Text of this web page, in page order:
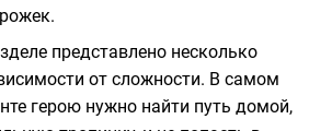
представлено несколько
от сложности. В самом
герою нужно найти путь домой,